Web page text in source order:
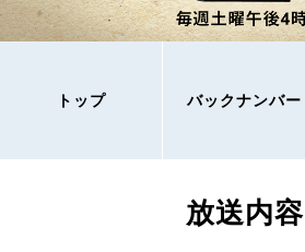
トップ バックナンバー
放送内容